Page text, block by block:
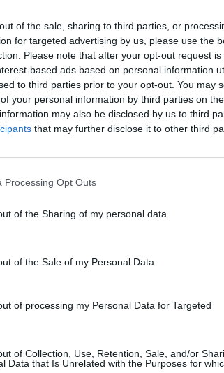
of the sale, sharing to third parties, or
for targeted advertising by us, please use the
Please note that after your opt-out request
based ads based on personal information
to third parties prior to your opt-out. You may
your personal information by third parties on
may also be disclosed by us to third
that may further disclose it to other third
Processing Opt Outs
of the Sharing of my personal data.
of the Sale of my Personal Data.
of processing my Personal Data for Targeted
of Collection, Use, Retention, Sale, and/or
Data that Is Unrelated with the Purposes for